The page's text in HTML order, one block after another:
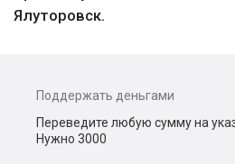
Ялуторовск.
Поддержать деньгами
Переведите любую сумму на
Нужно 3000